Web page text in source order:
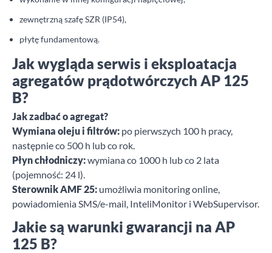
zewnętrzną szafę SZR (IP54),
płytę fundamentową.
Jak wygląda serwis i eksploatacja
agregatów prądotwórczych AP 125
B?
Jak zadbać o agregat?
Wymiana oleju i filtrów: po pierwszych 100 h pracy,
następnie co 500 h lub co rok.
Płyn chłodniczy:wymiana co 1000 h lub co 2 lata
(pojemność: 24 l).
Sterownik AMF 25: umożliwia monitoring online,
powiadomienia SMS/e-mail, InteliMonitor i WebSupervisor.
Jakie są warunki gwarancji na AP
125 B?